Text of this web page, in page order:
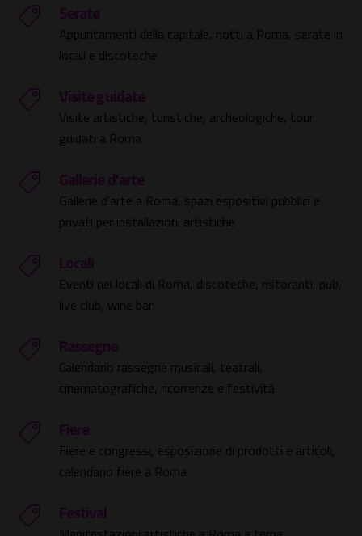
Serate
Appuntamenti della capitale, notti a Roma, serate in
locali e discoteche
Visite guidate
Visite artistiche, turistiche, archeologiche, tour
guidati a Roma
Gallerie d'arte
Gallerie d'arte a Roma, spazi espositivi pubblici e
privati per installazioni artistiche
Locali
Eventi nei locali di Roma, discoteche, ristoranti, pub,
live club, wine bar
Rassegne
Calendario rassegne musicali, teatrali,
cinematografiche, ricorrenze e festività
Fiere
Fiere e congressi, esposizione di prodotti e articoli,
calendario fiere a Roma
Festival